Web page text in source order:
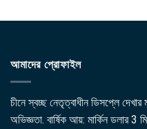
আমাদের প্রোফাইল
চীনে স্বচ্ছ নেতৃত্বাধীন ডিসপ্লে
অভিজ্ঞতা. বার্ষিক আয়: মার্কিন ডলার 3